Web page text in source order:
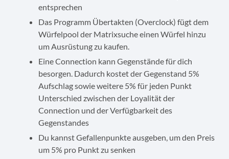
entsprechen
Das Programm Übertakten (Overclock) fügt dem
Würfelpool der Matrixsuche einen Würfel hinzu
um Ausrüstung zu kaufen.
Eine Connection kann Gegenstände für dich
besorgen. Dadurch kostet der Gegenstand 5%
Aufschlag sowie weitere 5% für jeden Punkt
Unterschied zwischen der Loyalität der
Connection und der Verfügbarkeit des
Gegenstandes
Du kannst Gefallenpunkte ausgeben, um den Preis
um 5% pro Punkt zu senken